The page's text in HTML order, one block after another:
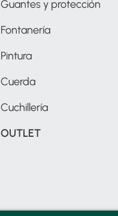
Guantes y protección
Fontanería
Pintura
Cuerda
Cuchillería
OUTLET